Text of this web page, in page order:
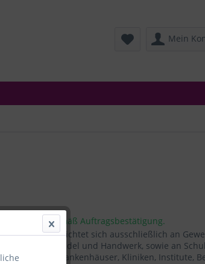
Mein
Lieferzeit gemäß Auftragsbestätigung.
Unser Angebot richtet sich ausschließlich an
in Industrie, Handel und Handwerk, sowie an
Laboratorien, Krankenhäuser, Kliniken, Institute,